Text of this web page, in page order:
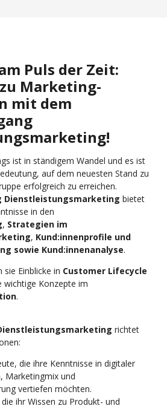
Puls der Zeit:
Marketing-
mit dem
ist in ständigem Wandel und es ist
auf dem neuesten Stand zu
erfolgreich zu erreichen.
Dienstleistungsmarketing bietet
in den
, Strategien im
, Kund:innenprofile und
sowie Kund:innenanalyse.
Einblicke in Customer Lifecycle
wichtige Konzepte im
.
richtet
die ihre Kenntnisse in digitaler
Marketingmix und
vertiefen möchten.
ihr Wissen zu Produkt- und